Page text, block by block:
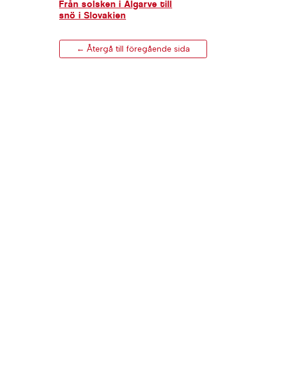
Från solsken i Algarve till
snö i Slovakien
← Återgå till föregående sida